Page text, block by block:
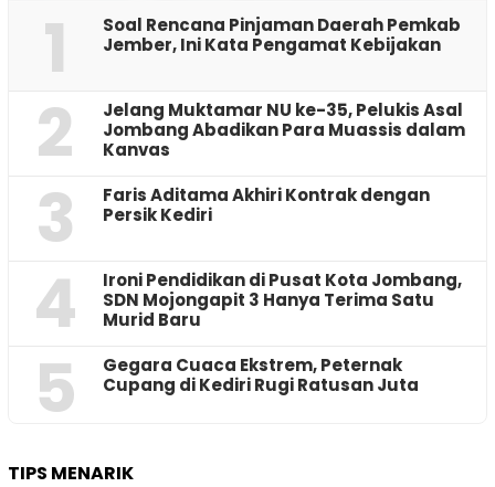
1
‎Soal Rencana Pinjaman Daerah Pemkab
Jember, Ini Kata Pengamat Kebijakan ‎
2
Jelang Muktamar NU ke-35, Pelukis Asal
Jombang Abadikan Para Muassis dalam
Kanvas
3
Faris Aditama Akhiri Kontrak dengan
Persik Kediri
4
Ironi Pendidikan di Pusat Kota Jombang,
SDN Mojongapit 3 Hanya Terima Satu
Murid Baru
5
‎Gegara Cuaca Ekstrem, Peternak
Cupang di Kediri Rugi Ratusan Juta
TIPS MENARIK